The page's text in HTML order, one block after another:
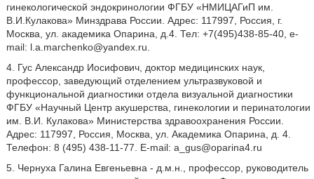
гинекологической эндокринологии ФГБУ «НМИЦАГиП им.
В.И.Кулакова» Минздрава России. Адрес: 117997, Россия, г.
Москва, ул. академика Опарина, д.4. Тел: +7(495)438-85-40, e-
mail: l.a.marchenko@yandex.ru.
4. Гус Александр Иосифович, доктор медицинских наук,
профессор, заведующий отделением ультразвуковой и
функциональной диагностики отдела визуальной диагностики
ФГБУ «Научный Центр акушерства, гинекологии и перинатологии
им. В.И. Кулакова» Министерства здравоохранения России.
Адрес: 117997, Россия, Москва, ул. Академика Опарина, д. 4.
Телефон: 8 (495) 438-11-77. Е-mail: a_gus@oparina4.ru
5. Чернуха Галина Евгеньевна - д.м.н., профессор, руководитель